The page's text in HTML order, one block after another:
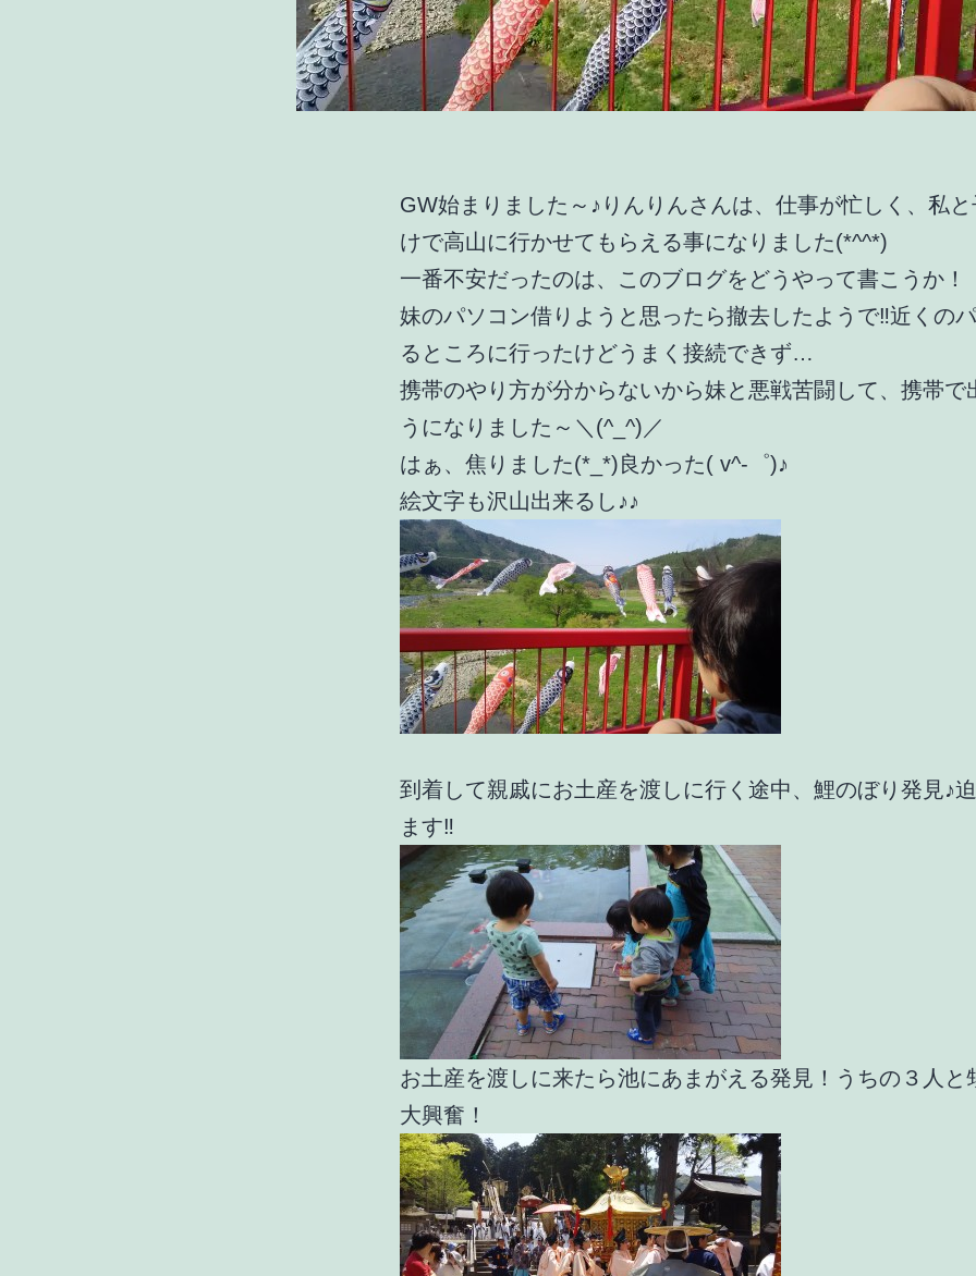
GW始まりました～♪りんりんさんは、仕事が忙しく、私
けで高山に行かせてもらえる事になりました(*^^*)
一番不安だったのは、このブログをどうやって書こうか！
妹のパソコン借りようと思ったら撤去したようで‼近くの
るところに行ったけどうまく接続できず…
携帯のやり方が分からないから妹と悪戦苦闘して、携帯で
うになりました～＼(^_^)／
はぁ、焦りました(*_*)良かった( v^-゜)♪
絵文字も沢山出来るし♪♪
到着して親戚にお土産を渡しに行く途中、鯉のぼり発見♪
ます‼
お土産を渡しに来たら池にあまがえる発見！うちの３人と
大興奮！